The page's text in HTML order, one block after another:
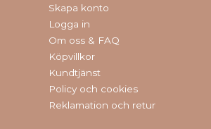
Skapa konto
Logga in
Om oss & FAQ
Köpvillkor
Kundtjänst
Policy och cookies
Reklamation och retur